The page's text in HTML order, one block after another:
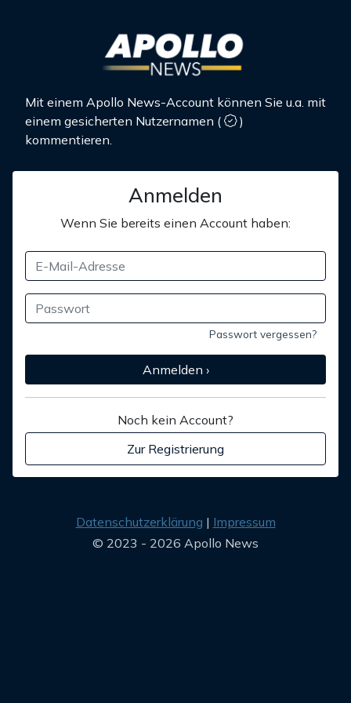
Mit einem Apollo News-Account können Sie u.a. mit
einem gesicherten Nutzernamen (
)
kommentieren.
Anmelden
Wenn Sie bereits einen Account haben:
Passwort vergessen?
Anmelden ›
Noch kein Account?
Zur Registrierung
Datenschutzerklärung
Impressum
© 2023 - 2026 Apollo News